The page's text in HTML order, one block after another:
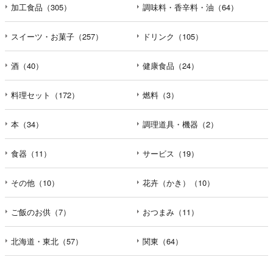
加工食品（305） 調味料・香辛料・油（64）
スイーツ・お菓子（257） ドリンク（105）
酒（40） 健康食品（24）
料理セット（172） 燃料（3）
本（34） 調理道具・機器（2）
食器（11） サービス（19）
その他（10） 花卉（かき）（10）
ご飯のお供（7） おつまみ（11）
北海道・東北（57） 関東（64）